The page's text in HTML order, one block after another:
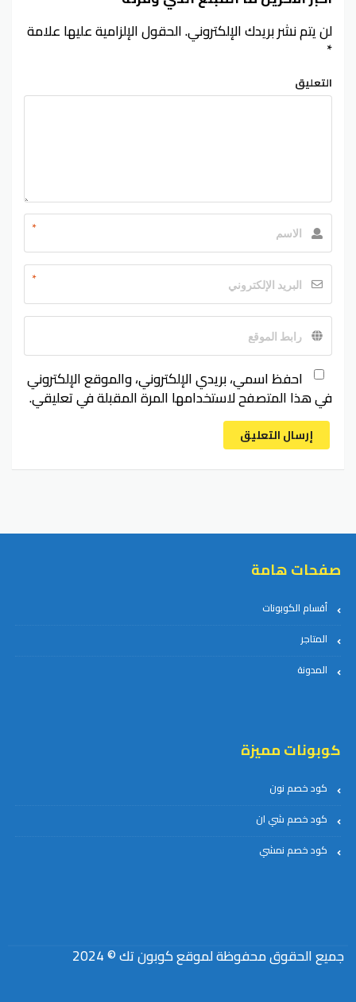
لن يتم نشر بريدك الإلكتروني.الحقول الإلزامية عليها علامة
*
التعليق
*
*
احفظ اسمي، بريدي الإلكتروني، والموقع الإلكتروني
في هذا المتصفح لاستخدامها المرة المقبلة في تعليقي.
إرسال التعليق
صفحات هامة
أقسام الكوبونات
المتاجر
المدونة
كوبونات مميزة
كود خصم نون
كود خصم شي ان
كود خصم نمشي
جميع الحقوق محفوظة لموقع كوبون تك © 2024